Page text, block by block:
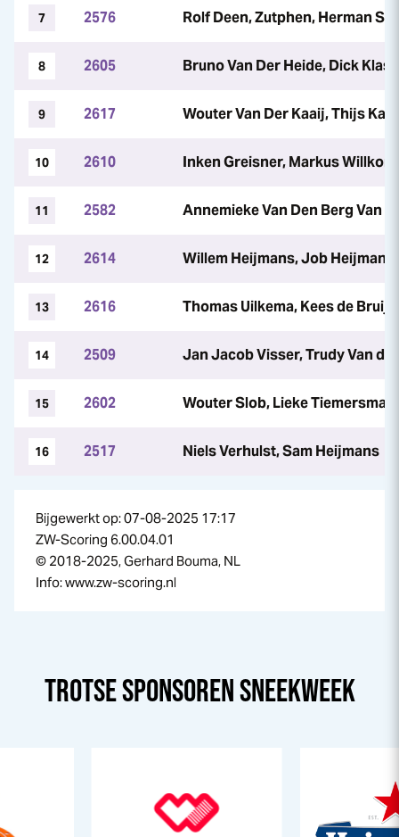
7 2576 Rolf Deen, Zutphen, Herman
8 2605 Bruno Van Der Heide, Dick
9 2617 Wouter Van Der Kaaij, Thijs
10 2610 Inken Greisner, Markus
11 2582 Annemieke Van Den Berg Van
12 2614 Willem Heijmans, Job Heijmans
13 2616 Thomas Uilkema, Kees de Bruijn
14 2509 Jan Jacob Visser, Trudy Van
15 2602 Wouter Slob, Lieke Tiemersma
16 2517 Niels Verhulst, Sam Heijmans
Bijgewerkt op: 07-08-2025 17:17
ZW-Scoring 6.00.04.01
© 2018-2025, Gerhard Bouma, NL
Info: www.zw-scoring.nl
TROTSE SPONSORENSNEEKWEEK